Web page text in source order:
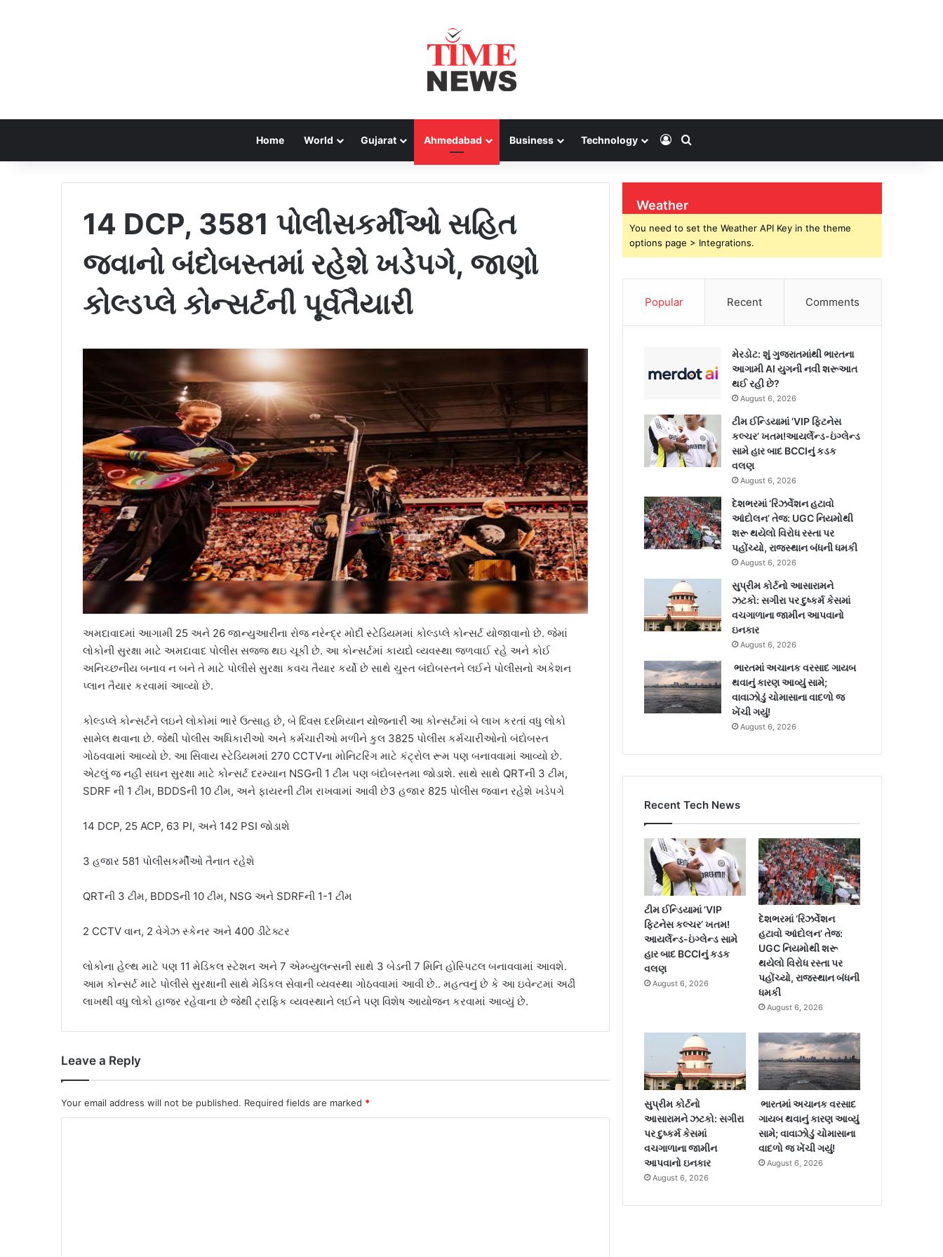
Home World Gujarat Ahmedabad Business Technology Log In
14 DCP, 3581 પોલીસકર્મીઓ સહિત
જવાનો બંદોબસ્તમાં રહેશે ખડેપગે, જાણો
કોલ્ડપ્લે કોન્સર્ટની પૂર્વતૈયારી
અમદાવાદમાં આગામી 25 અને 26 જાન્યુઆરીના રોજ નરેન્દ્ર મોદી સ્ટેડિયમમાં કોલ્ડપ્લે કોન્સર્ટ યોજાવાનો છે. જેમાં
લોકોની સુરક્ષા માટે અમદાવાદ પોલીસ સજ્જ થઇ ચૂકી છે. આ કોન્સર્ટમાં કાયદો વ્યવસ્થા જળવાઈ રહે અને કોઈ
અનિચ્છનીય બનાવ ન બને તે માટે પોલીસે સુરક્ષા કવચ તૈયાર કર્યો છે સાથે ચુસ્ત બંદોબસ્તને લઈને પોલીસનો અકેશન
પ્લાન તૈયાર કરવામાં આવ્યો છે.
કોલ્ડપ્લે કોન્સર્ટને લઇને લોકોમાં ભારે ઉત્સાહ છે, બે દિવસ દરમિયાન યોજનારી આ કોન્સર્ટમાં બે લાખ કરતાં વધુ લોકો
સામેલ થવાના છે. જેથી પોલીસ અધિકારીઓ અને કર્મચારીઓ મળીને કુલ 3825 પોલીસ કર્મચારીઓનો બંદોબસ્ત
ગોઠવવામાં આવ્યો છે. આ સિવાય સ્ટેડિયમમાં 270 CCTVના મોનિટરિંગ માટે કંટ્રોલ રૂમ પણ બનાવવામાં આવ્યો છે.
એટલું જ નહીં સઘન સુરક્ષા માટે કોન્સર્ટ દરમ્યાન NSGની 1 ટીમ પણ બંદોબસ્તમા જોડાશે. સાથે સાથે QRTની 3 ટીમ,
SDRF ની 1 ટીમ, BDDSની 10 ટીમ, અને ફાયરની ટીમ રાખવામાં આવી છે3 હજાર 825 પોલીસ જવાન રહેશે ખડેપગે
14 DCP, 25 ACP, 63 PI, અને 142 PSI જોડાશે
3 હજાર 581 પોલીસકર્મીઓ તૈનાત રહેશે
QRTની 3 ટીમ, BDDSની 10 ટીમ, NSG અને SDRFની 1-1 ટીમ
2 CCTV વાન, 2 વેગેઝ સ્કેનર અને 400 ડીટેક્ટર
લોકોના હેલ્થ માટે પણ 11 મેડિકલ સ્ટેશન અને 7 એમ્બ્યુલન્સની સાથે 3 બેડની 7 મિનિ હોસ્પિટલ બનાવવામાં આવશે.
આમ કોન્સર્ટ માટે પોલીસે સુરક્ષાની સાથે મેડિકલ સેવાની વ્યવસ્થા ગોઠવવામાં આવી છે.. મહત્વનું છે કે આ ઇવેન્ટમાં અઢી
લાખથી વધુ લોકો હાજર રહેવાના છે જેથી ટ્રાફિક વ્યવસ્થાને લઈને પણ વિશેષ આયોજન કરવામાં આવ્યું છે.
Leave a Reply
Your email address will not be published. Required fields are marked *
Weather
You need to set the Weather API Key in the theme
options page > Integrations.
Popular Recent Comments
મેરડોટ: શું ગુજરાતમાંથી ભારતના
આગામી AI યુગની નવી શરૂઆત
થઈ રહી છે?
August 6, 2026
ટીમ ઈન્ડિયામાં ‘VIP ફિટનેસ
કલ્ચર’ ખતમ!આયર્લેન્ડ-ઇંગ્લેન્ડ
સામે હાર બાદ BCCIનું કડક
વલણ
August 6, 2026
દેશભરમાં ‘રિઝર્વેશન હટાવો
આંદોલન’ તેજ: UGC નિયમોથી
શરૂ થયેલો વિરોધ રસ્તા પર
પહોંચ્યો, રાજસ્થાન બંધની ધમકી
August 6, 2026
સુપ્રીમ કોર્ટનો આસારામને
ઝટકો: સગીરા પર દુષ્કર્મ કેસમાં
વચગાળાના જામીન આપવાનો
ઇનકાર
August 6, 2026
ભારતમાં અચાનક વરસાદ ગાયબ
થવાનું કારણ આવ્યું સામે;
વાવાઝોડું ચોમાસાના વાદળો જ
ખેંચી ગયું!
August 6, 2026
Recent Tech News
ટીમ ઈન્ડિયામાં ‘VIP
ફિટનેસ કલ્ચર’ ખતમ!
આયર્લેન્ડ-ઇંગ્લેન્ડ સામે
હાર બાદ BCCIનું કડક
વલણ
August 6, 2026
દેશભરમાં ‘રિઝર્વેશન
હટાવો આંદોલન’ તેજ:
UGC નિયમોથી શરૂ
થયેલો વિરોધ રસ્તા પર
પહોંચ્યો, રાજસ્થાન બંધની
ધમકી
August 6, 2026
સુપ્રીમ કોર્ટનો
આસારામને ઝટકો: સગીરા
પર દુષ્કર્મ કેસમાં
વચગાળાના જામીન
આપવાનો ઇનકાર
August 6, 2026
ભારતમાં અચાનક વરસાદ
ગાયબ થવાનું કારણ આવ્યું
સામે; વાવાઝોડું ચોમાસાના
વાદળો જ ખેંચી ગયું!
August 6, 2026